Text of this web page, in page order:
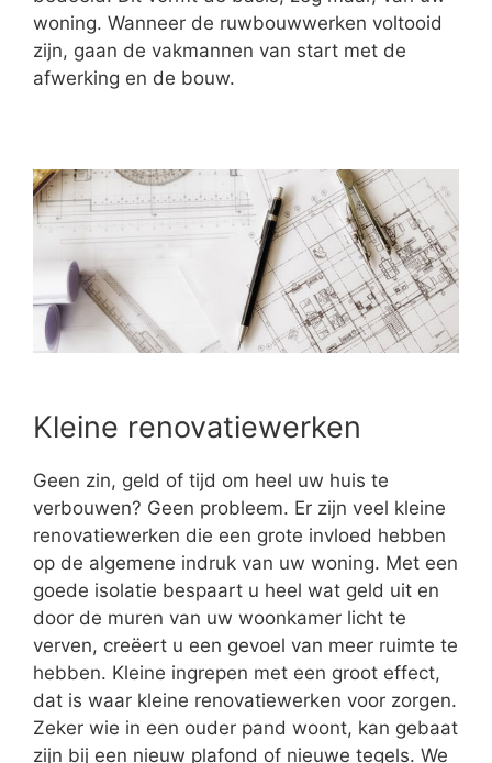
woning. Wanneer de ruwbouwwerken voltooid
zijn, gaan de vakmannen van start met de
afwerking en de bouw.
Kleine renovatiewerken
Geen zin, geld of tijd om heel uw huis te
verbouwen? Geen probleem. Er zijn veel kleine
renovatiewerken die een grote invloed hebben
op de algemene indruk van uw woning. Met een
goede isolatie bespaart u heel wat geld uit en
door de muren van uw woonkamer licht te
verven, creëert u een gevoel van meer ruimte te
hebben. Kleine ingrepen met een groot effect,
dat is waar kleine renovatiewerken voor zorgen.
Zeker wie in een ouder pand woont, kan gebaat
zijn bij een nieuw plafond of nieuwe tegels. We